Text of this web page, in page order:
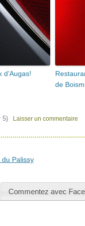
d’Augas!
de
5) Laisser un commentaire
Palissy
Commentez avec